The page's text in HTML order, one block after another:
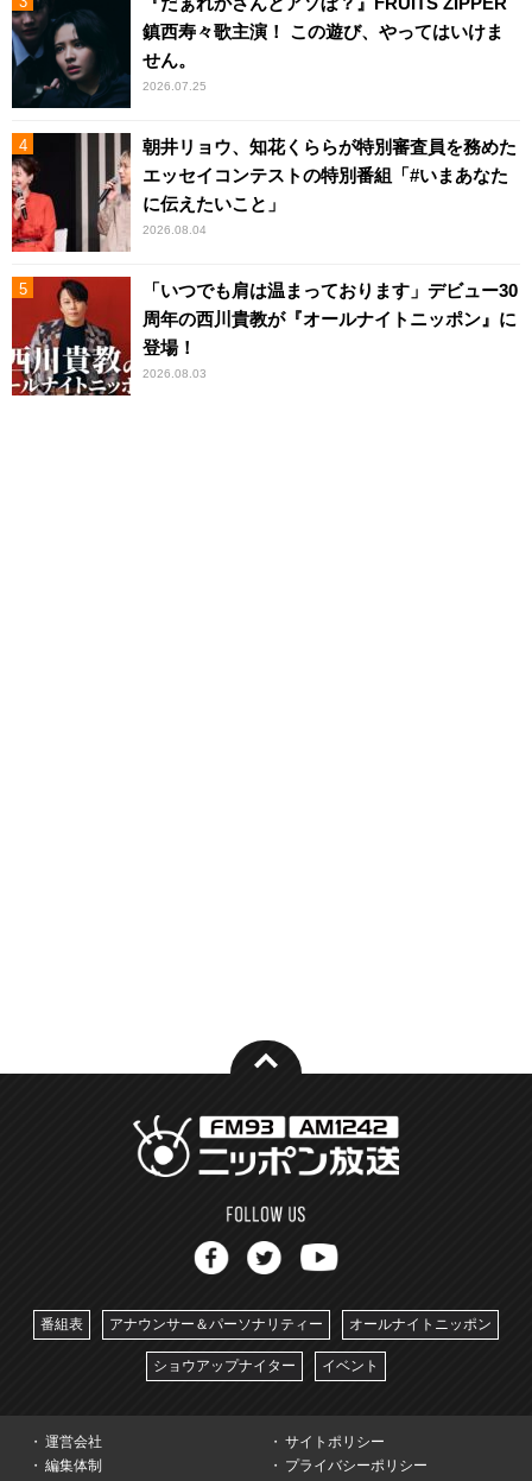
鎮西寿々歌主演！ この遊び、やってはいけま
せん。
2026.07.25
朝井リョウ、知花くららが特別審査員を務めた
エッセイコンテストの特別番組「#いまあなた
に伝えたいこと」
2026.08.04
「いつでも肩は温まっております」デビュー30
周年の西川貴教が『オールナイトニッポン』に
登場！
2026.08.03
番組表 アナウンサー＆パーソナリティー オールナイトニッポン
ショウアップナイター イベント
運営会社
サイトポリシー
編集体制
プライバシーポリシー